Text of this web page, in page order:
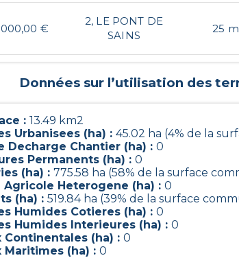
€
2, LE PONT DE
SAINS
25
Données sur l’utilisation des
: 13.49 km2
Urbanisees (ha) : 45.02 ha (4% de la
Decharge Chantier (ha) : 0
Permanents (ha) : 0
(ha) : 775.58 ha (58% de la surface
Agricole Heterogene (ha) : 0
(ha) : 519.84 ha (39% de la surface
Humides Cotieres (ha) : 0
Humides Interieures (ha) : 0
Continentales (ha) : 0
Maritimes (ha) : 0